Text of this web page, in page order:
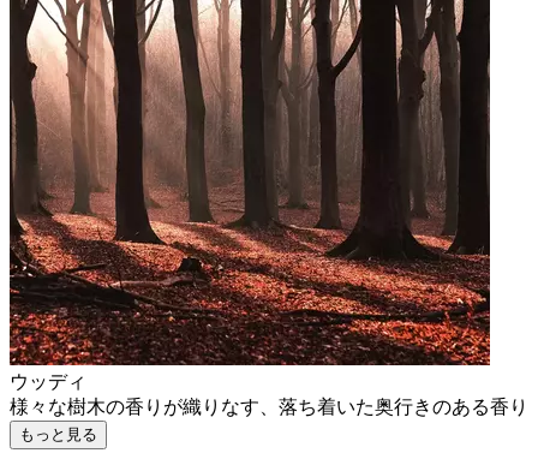
ウッディ
様々な樹木の香りが織りなす、落ち着いた奥行きのある香り
もっと見る